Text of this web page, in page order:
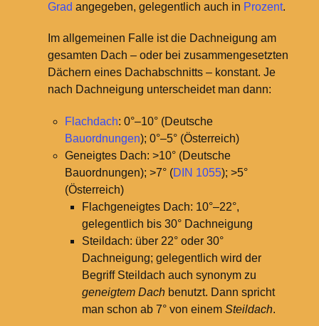
Grad angegeben, gelegentlich auch in Prozent.
Im allgemeinen Falle ist die Dachneigung am
gesamten Dach – oder bei zusammengesetzten
Dächern eines Dachabschnitts – konstant. Je
nach Dachneigung unterscheidet man dann:
Flachdach: 0°–10° (Deutsche
Bauordnungen); 0°–5° (Österreich)
Geneigtes Dach: >10° (Deutsche
Bauordnungen); >7° (DIN 1055); >5°
(Österreich)
Flachgeneigtes Dach: 10°–22°,
gelegentlich bis 30° Dachneigung
Steildach: über 22° oder 30°
Dachneigung; gelegentlich wird der
Begriff Steildach auch synonym zu
geneigtem Dachbenutzt. Dann spricht
man schon ab 7° von einem Steildach.